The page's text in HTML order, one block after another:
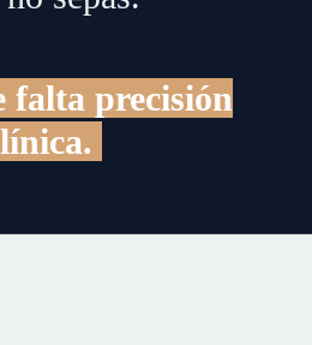
falta precisión